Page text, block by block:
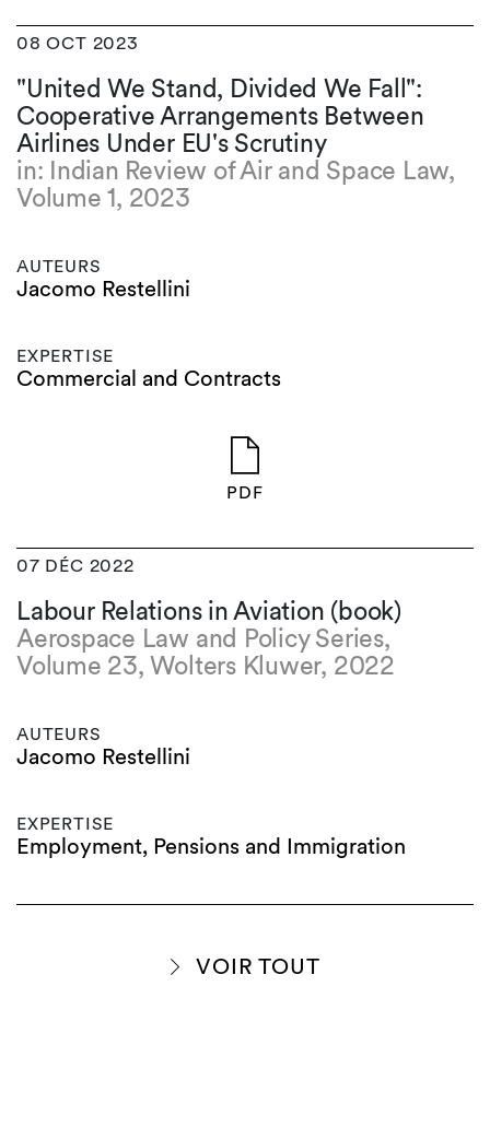
08 OCT 2023
"United We Stand, Divided We Fall":
Cooperative Arrangements Between
Airlines Under EU's Scrutiny
in: Indian Review of Air and Space Law,
Volume 1, 2023
AUTEURS
Jacomo Restellini
EXPERTISE
Commercial and Contracts
PDF
07 DÉC 2022
Labour Relations in Aviation (book)
Aerospace Law and Policy Series,
Volume 23, Wolters Kluwer, 2022
AUTEURS
Jacomo Restellini
EXPERTISE
Employment, Pensions and Immigration
VOIR TOUT